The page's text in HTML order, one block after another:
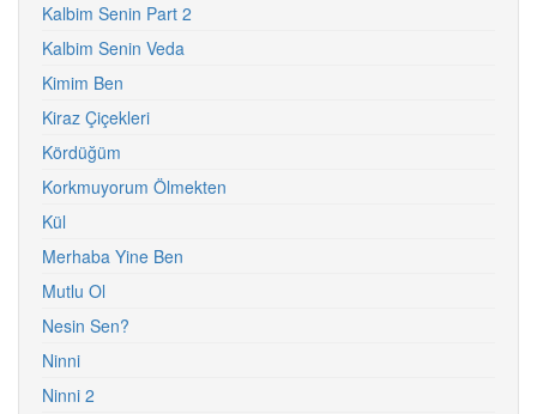
Kalbim Senin Part 2
Kalbim Senin Veda
Kimim Ben
Kiraz Çiçekleri
Kördüğüm
Korkmuyorum Ölmekten
Kül
Merhaba Yine Ben
Mutlu Ol
Nesin Sen?
Ninni
Ninni 2